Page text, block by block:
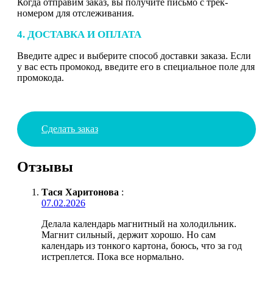
номером для отслеживания.
4. ДОСТАВКА И ОПЛАТА
Введите адрес и выберите способ доставки заказа. Если
у вас есть промокод, введите его в специальное поле для
промокода.
Сделать заказ
Отзывы
Тася Харитонова :
07.02.2026
Делала календарь магнитный на холодильник.
Магнит сильный, держит хорошо. Но сам
календарь из тонкого картона, боюсь, что за год
истреплется. Пока все нормально.